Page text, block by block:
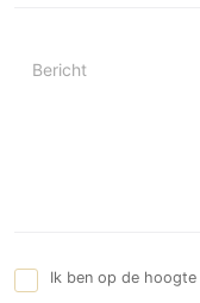
Bericht
Ik ben op de